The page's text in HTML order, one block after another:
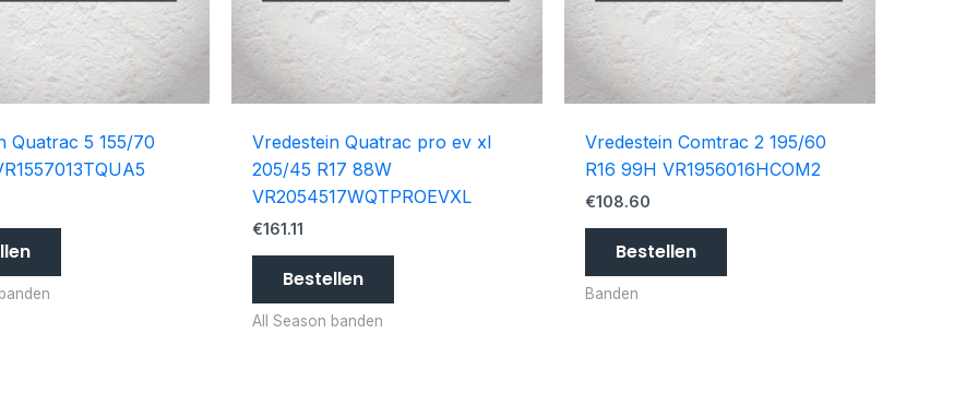
Quatrac 5 155/70
Vredestein Quatrac pro ev xl
205/45 R17 88W
VR2054517WQTPROEVXL
€161.11
Bestellen
All Season banden
Vredestein Comtrac 2 195/60
R16 99H VR1956016HCOM2
€108.60
Bestellen
Banden